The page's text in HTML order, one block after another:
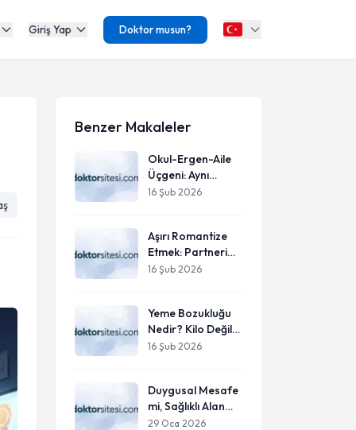
Giriş Yap Doktor musun?
Benzer Makaleler
Okul-Ergen-Aile
Üçgeni: Aynı
Hedefe Bakarken
16 Şub 2026
Aşırı Romantize
Etmek: Partneri
Gözünde
16 Şub 2026
Yeme Bozukluğu
Nedir? Kilo Değil,
Zihinsel İlgili Bir
16 Şub 2026
Duygusal Mesafe
mi, Sağlıklı Alan
mı?
29 Oca 2026